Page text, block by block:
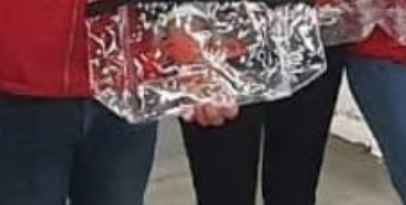
Hast du eine Frage an uns?
Newsletter
Bleibe auf dem Laufenden